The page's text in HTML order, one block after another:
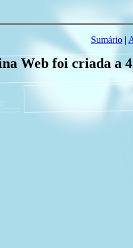
Sumário |
Web foi criada a